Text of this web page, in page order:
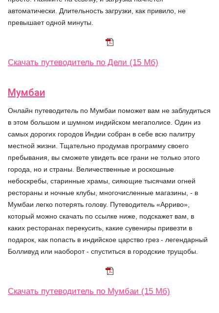
автоматически. Длительность загрузки, как привило, не
превышает одной минуты.
Скачать путеводитель по Дели (15 Мб)
Мумбаи
Онлайн путеводитель по Мумбаи поможет вам не заблудиться
в этом большом и шумном индийском мегаполисе. Один из
самых дорогих городов Индии собран в себе всю палитру
местной жизни. Тщательно продумав программу своего
пребывания, вы сможете увидеть все грани не только этого
города, но и страны. Величественные и роскошные
небоскребы, старинные храмы, сияющие тысячами огней
рестораны и ночные клубы, многочисленные магазины, - в
Мумбаи легко потерять голову. Путеводитель «Арриво»,
который можно скачать по ссылке ниже, подскажет вам, в
каких ресторанах перекусить, какие сувениры привезти в
подарок, как попасть в индийское царство грез - легендарный
Болливуд или наоборот - спуститься в городские трущобы.
Скачать путеводитель по Мумбаи (15 Мб)